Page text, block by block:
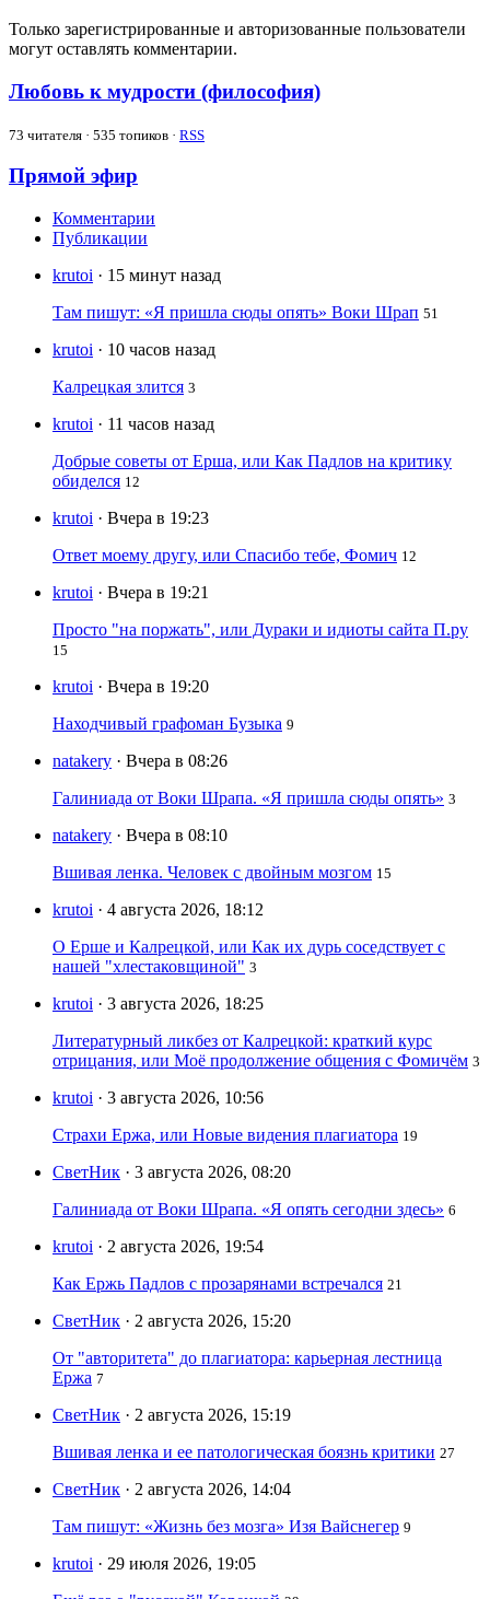
Только зарегистрированные и авторизованные пользователи
могут оставлять комментарии.
Любовь к мудрости (философия)
73 читателя · 535 топиков · RSS
Прямой эфир
Комментарии
Публикации
krutoi · 15 минут назад
Там пишут: «Я пришла сюды опять» Воки Шрап 51
krutoi · 10 часов назад
Калрецкая злится 3
krutoi · 11 часов назад
Добрые советы от Ерша, или Как Падлов на критику
обиделся 12
krutoi · Вчера в 19:23
Ответ моему другу, или Спасибо тебе, Фомич 12
krutoi · Вчера в 19:21
Просто "на поржать", или Дураки и идиоты сайта П.ру
15
krutoi · Вчера в 19:20
Находчивый графоман Бузыка 9
natakery · Вчера в 08:26
Галиниада от Воки Шрапа. «Я пришла сюды опять» 3
natakery · Вчера в 08:10
Вшивая ленка. Человек с двойным мозгом 15
krutoi · 4 августа 2026, 18:12
О Ерше и Калрецкой, или Как их дурь соседствует с
нашей "хлестаковщиной" 3
krutoi · 3 августа 2026, 18:25
Литературный ликбез от Калрецкой: краткий курс
отрицания, или Моё продолжение общения с Фомичём 3
krutoi · 3 августа 2026, 10:56
Страхи Ержа, или Новые видения плагиатора 19
СветНик · 3 августа 2026, 08:20
Галиниада от Воки Шрапа. «Я опять сегодни здесь» 6
krutoi · 2 августа 2026, 19:54
Как Ержь Падлов с прозарянами встречался 21
СветНик · 2 августа 2026, 15:20
От "авторитета" до плагиатора: карьерная лестница
Ержа 7
СветНик · 2 августа 2026, 15:19
Вшивая ленка и ее патологическая боязнь критики 27
СветНик · 2 августа 2026, 14:04
Там пишут: «Жизнь без мозга» Изя Вайснегер 9
krutoi · 29 июля 2026, 19:05